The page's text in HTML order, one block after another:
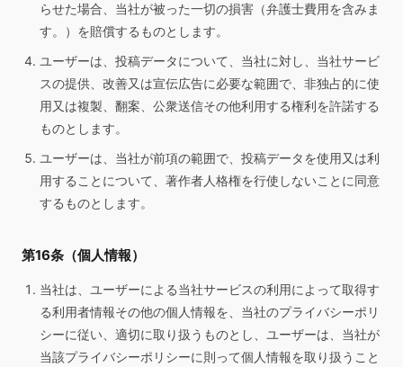
らせた場合、当社が被った一切の損害（弁護士費用を含みま
す。）を賠償するものとします。
ユーザーは、投稿データについて、当社に対し、当社サービ
スの提供、改善又は宣伝広告に必要な範囲で、非独占的に使
用又は複製、翻案、公衆送信その他利用する権利を許諾する
ものとします。
ユーザーは、当社が前項の範囲で、投稿データを使用又は利
用することについて、著作者人格権を行使しないことに同意
するものとします。
第16条（個人情報）
当社は、ユーザーによる当社サービスの利用によって取得す
る利用者情報その他の個人情報を、当社のプライバシーポリ
シーに従い、適切に取り扱うものとし、ユーザーは、当社が
当該プライバシーポリシーに則って個人情報を取り扱うこと